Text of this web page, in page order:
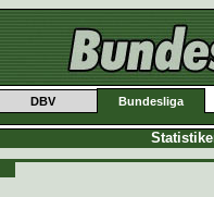
DBV Bundesliga